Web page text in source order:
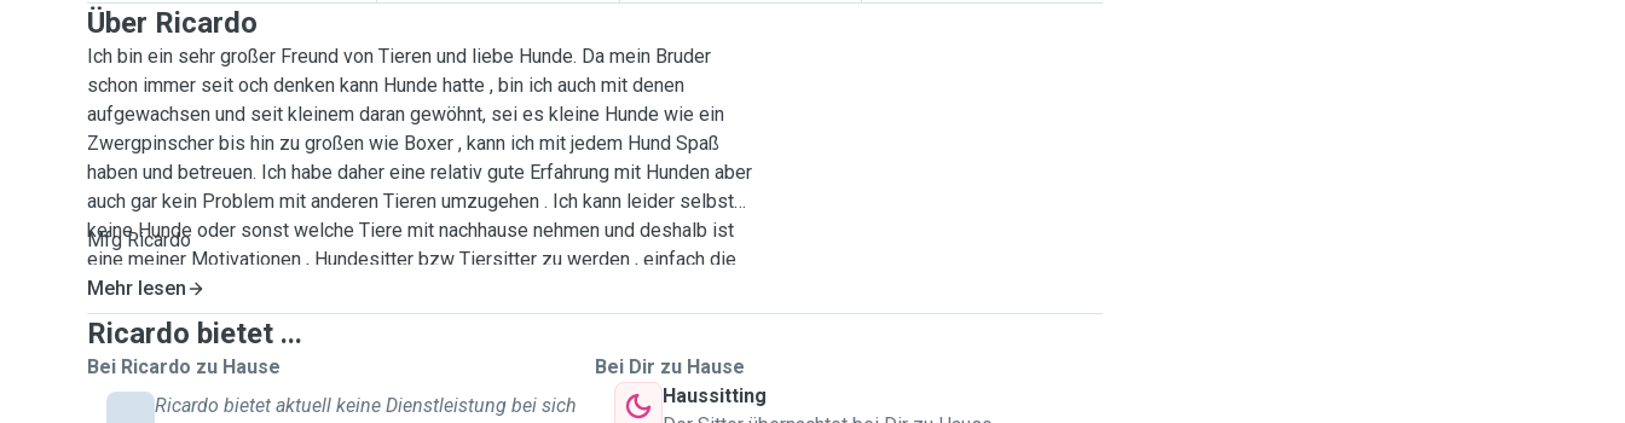
Über Ricardo
Ich bin ein sehr großer Freund von Tieren und liebe Hunde. Da mein Bruder
schon immer seit och denken kann Hunde hatte , bin ich auch mit denen
aufgewachsen und seit kleinem daran gewöhnt, sei es kleine Hunde wie ein
Zwergpinscher bis hin zu großen wie Boxer , kann ich mit jedem Hund Spaß
haben und betreuen. Ich habe daher eine relativ gute Erfahrung mit Hunden aber
auch gar kein Problem mit anderen Tieren umzugehen . Ich kann leider selbst
keine Hunde oder sonst welche Tiere mit nachhause nehmen und deshalb ist
eine meiner Motivationen , Hundesitter bzw Tiersitter zu werden , einfach die
Gelegenheit zu haben mit Tieren was zu unternehmen. Ich gehe sehr gerne
spazieren und auch gerne lange spazieren, dies wäre ideal für den Auslauf der
Tiere. Gerne gehe och auf in den Wald spazieren und dem Tier sehr viel Natur
anbieten zu können.
Mfg Ricardo
Mehr lesen
Ricardo bietet ...
Bei Ricardo zu Hause
Ricardo bietet aktuell keine Dienstleistung bei sich
Bei Dir zu Hause
Haussitting